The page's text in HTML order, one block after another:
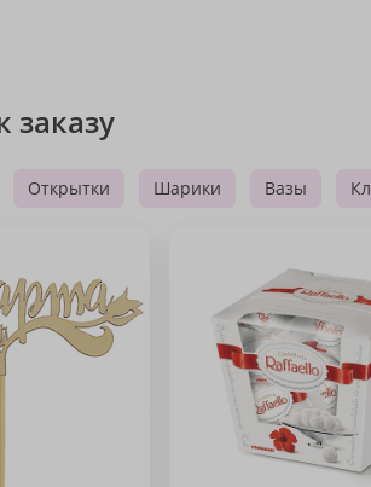
заказу
Открытки Шарики Вазы